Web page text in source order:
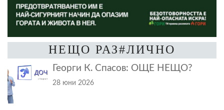
НЕЩО РАЗ#ЛИЧНО
Георги К. Спасов: ОЩЕ НЕЩО?
28 юни 2026